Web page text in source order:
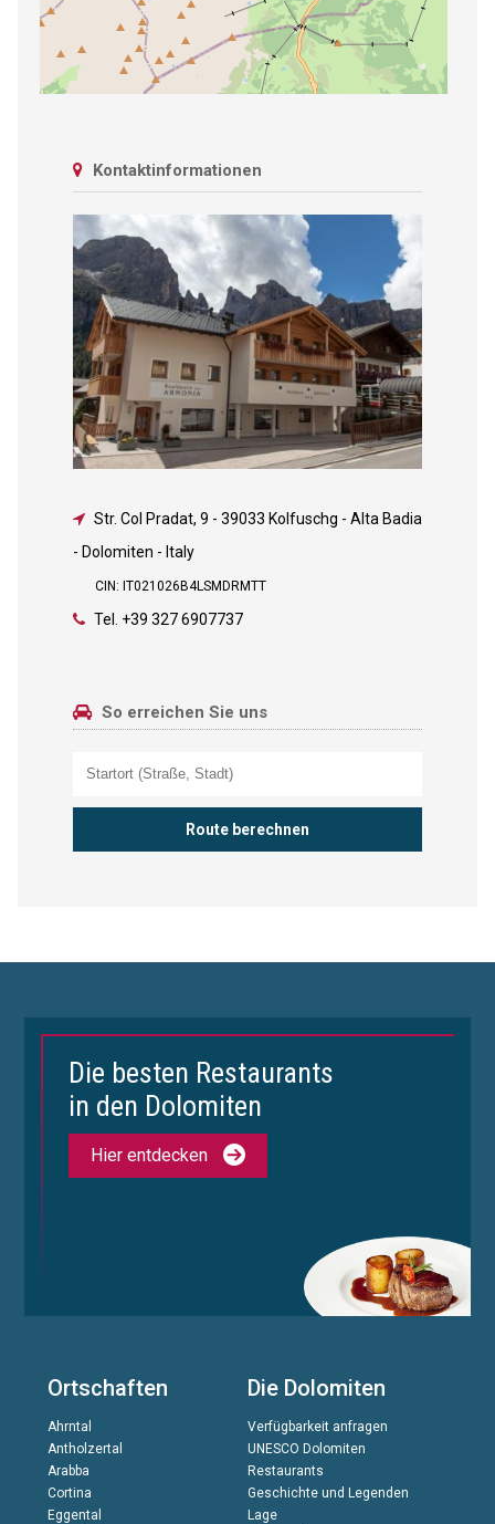
Kontaktinformationen
Str. Col Pradat, 9 - 39033 Kolfuschg - Alta Badia
- Dolomiten - Italy
CIN: IT021026B4LSMDRMTT
Tel. +39 327 6907737
So erreichen Sie uns
Die besten Restaurants
in den Dolomiten
Hier entdecken
Ortschaften
Ahrntal
Antholzertal
Arabba
Cortina
Eggental
Die Dolomiten
Verfügbarkeit anfragen
UNESCO Dolomiten
Restaurants
Geschichte und Legenden
Lage